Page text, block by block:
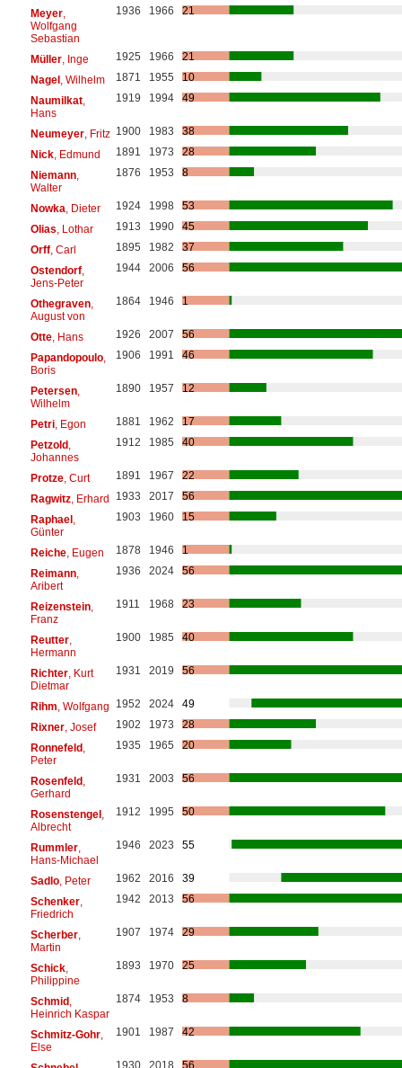
Meyer,
Wolfgang
Sebastian
1936 1966 21
Müller, Inge 1925 1966
21
Nagel, Wilhelm 1871 1955
10
Naumilkat,
Hans
1919 1994 49
Neumeyer, Fritz 1900 1983
38
Nick, Edmund 1891 1973
28
Niemann,
Walter
1876 1953 8
Nowka , Dieter 1924 1998
53
Olias , Lothar 1913 1990
45
Orff, Carl 1895 1982
37
Ostendorf,
Jens-Peter
1944 2006 56
Othegraven,
August von
1864 1946 1
Otte, Hans 1926 2007
56
Papandopoulo,
Boris
1906 1991 46
Petersen,
Wilhelm
1890 1957 12
Petri, Egon 1881 1962
17
Petzold,
Johannes
1912 1985 40
Protze, Curt 1891 1967
22
Ragwitz, Erhard 1933 2017
56
Raphael,
Günter
1903 1960 15
Reiche, Eugen 1878 1946
1
Reimann,
Aribert
1936 2024 56
Reizenstein,
Franz
1911 1968 23
Reutter,
Hermann
1900 1985 40
Richter, Kurt
Dietmar
1931 2019 56
Rihm , Wolfgang 1952 2024
49
Rixner, Josef 1902 1973
28
Ronnefeld,
Peter
1935 1965 20
Rosenfeld,
Gerhard
1931 2003 56
Rosenstengel,
Albrecht
1912 1995 50
Rummler,
Hans-Michael
1946 2023 55
Sadlo, Peter 1962 2016
39
Schenker,
Friedrich
1942 2013 56
Scherber,
Martin
1907 1974 29
Schick,
Philippine
1893 1970 25
Schmid,
Heinrich Kaspar
1874 1953 8
Schmitz-Gohr,
Else
1901 1987 42
1930 2018 56